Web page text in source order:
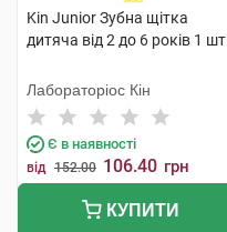
Kin Junior Зубна щітка
дитяча від 2 до 6 років 1 шт
Лабораторіос Кін
Є в наявності
від 152.00 106.40 грн
КУПИТИ